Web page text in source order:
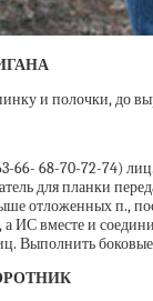
и полочки, до
66- 68-70-72-74)
для планки
отложенных п.,
ИС вместе и
Выполнить